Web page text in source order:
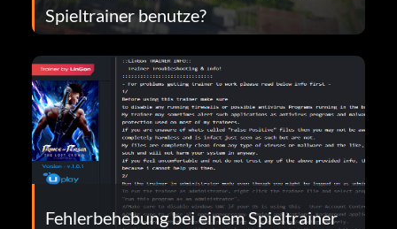
Spieltrainer benutze?
Fehlerbehebung bei einem Spieltrainer